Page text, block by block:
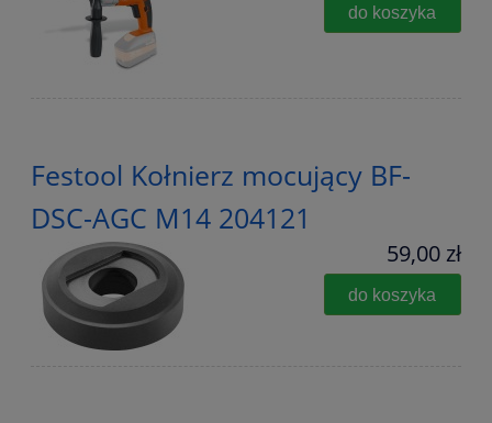
do koszyka
Festool Kołnierz mocujący BF-
DSC-AGC M14 204121
59,00 zł
do koszyka